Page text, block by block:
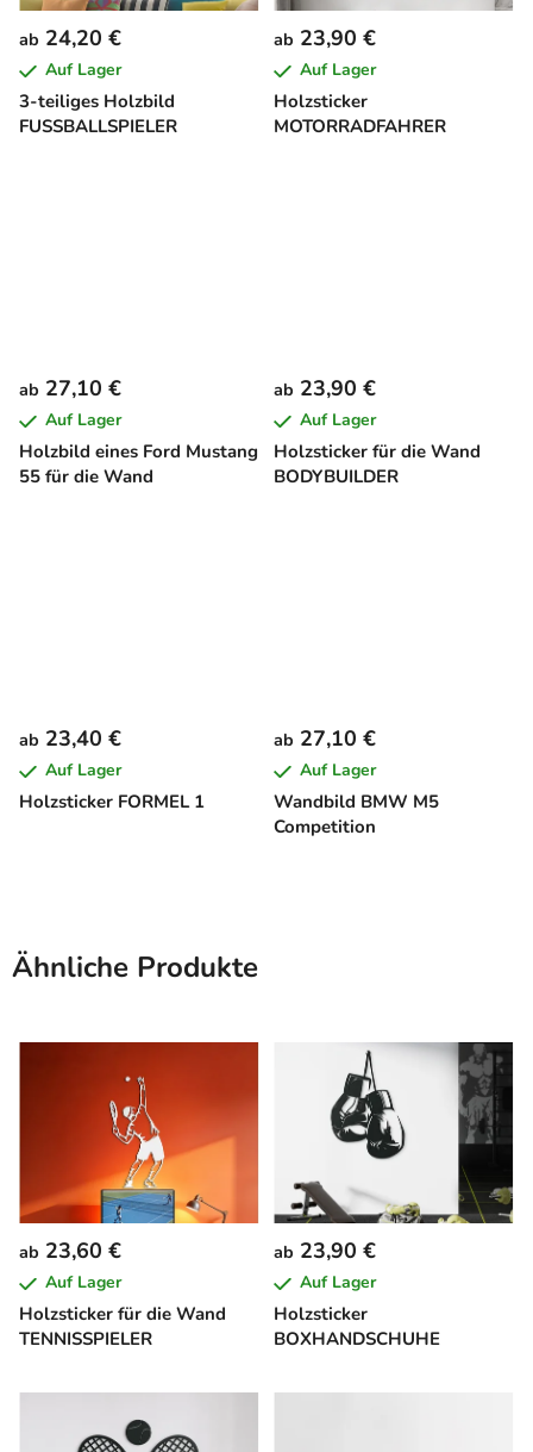
3-teiliges Holzbild
FUSSBALLSPIELER
ab 24,20 €
Auf Lager
Holzsticker
MOTORRADFAHRER
ab 23,90 €
Auf Lager
Holzbild eines Ford Mustang
55 für die Wand
ab 27,10 €
Auf Lager
Holzsticker für die Wand
BODYBUILDER
ab 23,90 €
Auf Lager
Holzsticker FORMEL 1
ab 23,40 €
Auf Lager
Wandbild BMW M5
Competition
ab 27,10 €
Auf Lager
Ähnliche Produkte
Holzsticker für die Wand
TENNISSPIELER
ab 23,60 €
Auf Lager
Holzsticker
BOXHANDSCHUHE
ab 23,90 €
Auf Lager